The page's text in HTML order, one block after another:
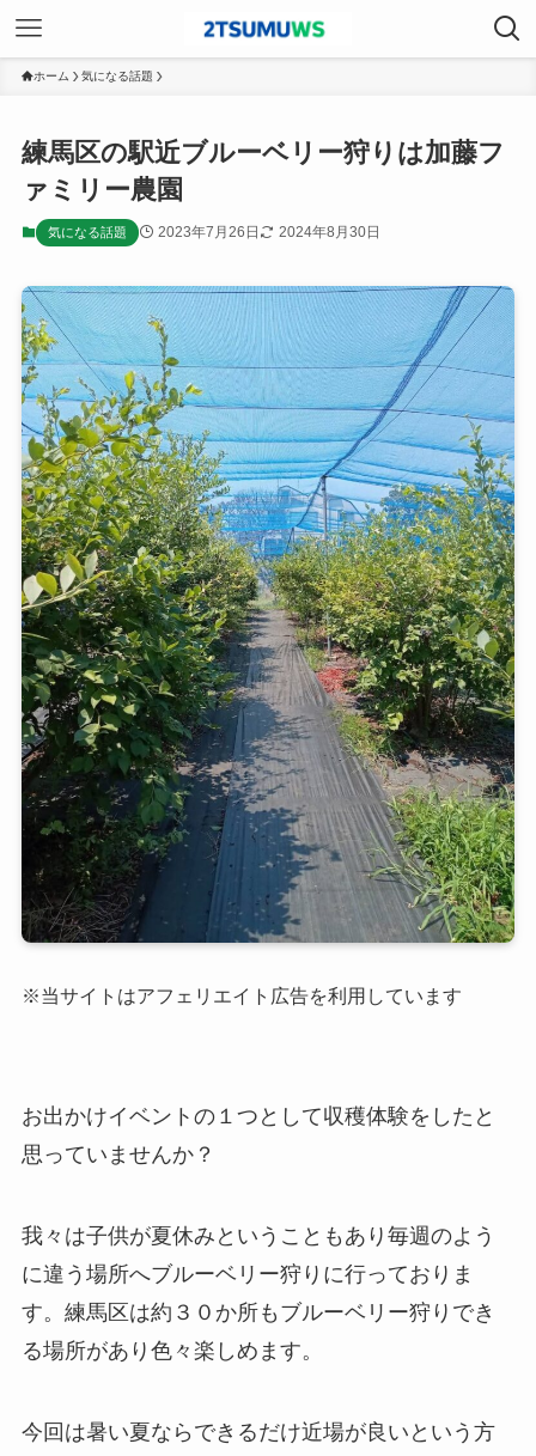
ホーム 気になる話題
練馬区の駅近ブルーベリー狩りは加藤フ
ァミリー農園
気になる話題 2023年7月26日 2024年8月30日
※当サイトはアフェリエイト広告を利用しています
お出かけイベントの１つとして収穫体験をしたと
思っていませんか？
我々は子供が夏休みということもあり毎週のよう
に違う場所へブルーベリー狩りに行っておりま
す。練馬区は約３０か所もブルーベリー狩りでき
る場所があり色々楽しめます。
今回は暑い夏ならできるだけ近場が良いという方